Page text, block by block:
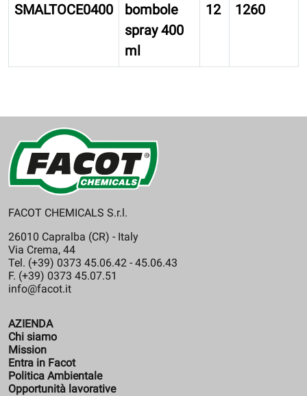
SMALTOCE0400
bombole
spray 400
ml
12 1260
FACOT CHEMICALS S.r.l.
26010 Capralba (CR) - Italy
Via Crema, 44
Tel. (+39) 0373 45.06.42 - 45.06.43
F. (+39) 0373 45.07.51
info@facot.it
AZIENDA
Chi siamo
Mission
Entra in Facot
Politica Ambientale
Opportunità lavorative